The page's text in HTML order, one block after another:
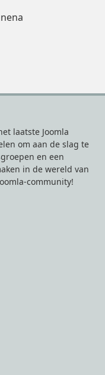
laatste Joomla
om aan de slag te
en een
in de wereld van
community!